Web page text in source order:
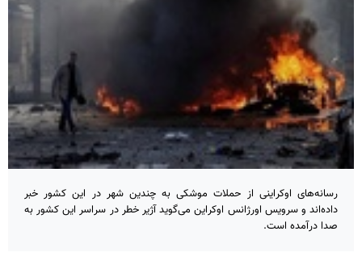
رسانه‌های اوکراینی از حملات موشکی به چندین شهر در این کشور خبر
داده‌اند و سرویس اورژانس اوکراین می‌گوید آژیر خطر در سراسر این کشور به
صدا درآمده است.